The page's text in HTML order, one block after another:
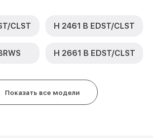
CLST H 2461 B EDST/CLST
H 2661 B EDST/CLST
Показать все модели